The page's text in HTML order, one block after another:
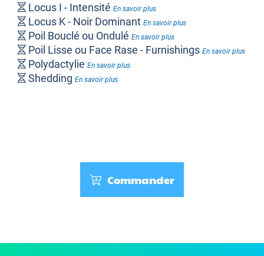
Locus I - Intensité En savoir plus
Locus K - Noir Dominant En savoir plus
Poil Bouclé ou Ondulé En savoir plus
Poil Lisse ou Face Rase - Furnishings En savoir plus
Polydactylie En savoir plus
Shedding En savoir plus
Commander